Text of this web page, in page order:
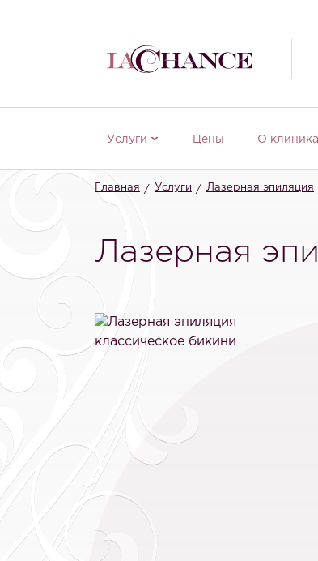
Услуги Цены О
Главная Услуги Лазерная эпиляция
Лазерная